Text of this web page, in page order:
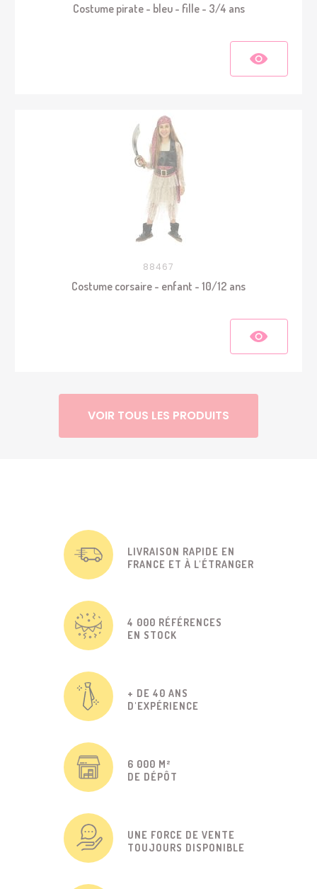
Costume pirate - bleu - fille - 3/4 ans
88467
Costume corsaire - enfant - 10/12 ans
VOIR TOUS LES PRODUITS
LIVRAISON RAPIDE EN
FRANCE ET À L'ÉTRANGER
4 000 RÉFÉRENCES
EN STOCK
+ DE 40 ANS
D'EXPÉRIENCE
6 000 M²
DE DÉPÔT
UNE FORCE DE VENTE
TOUJOURS DISPONIBLE